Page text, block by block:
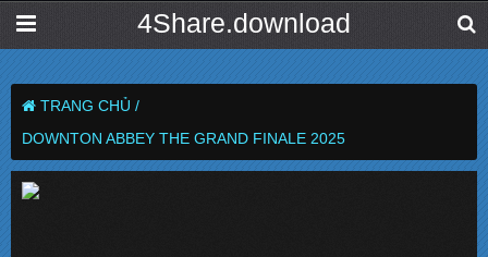
4Share.download
TRANG CHỦ /
DOWNTON ABBEY THE GRAND FINALE 2025